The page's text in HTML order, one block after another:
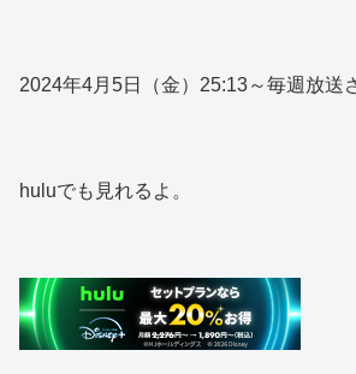
2024年4月5日（金）25:13～毎週放送
huluでも見れるよ。